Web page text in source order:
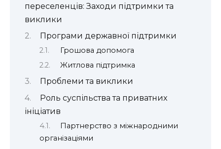
переселенців: Заходи підтримки та
виклики
Програми державної підтримки
Грошова допомога
Житлова підтримка
Проблеми та виклики
Роль суспільства та приватних
ініціатив
Партнерство з міжнародними
організаціями